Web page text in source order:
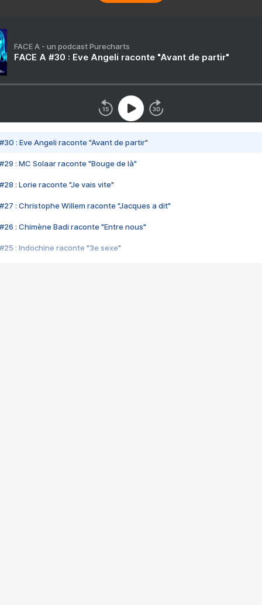
FACE A - un podcast Purecharts
FACE A #30 : Eve Angeli raconte "Avant de partir"
#30 : Eve Angeli raconte "Avant de partir"
#29 : MC Solaar raconte "Bouge de là"
#28 : Lorie raconte "Je vais vite"
#27 : Christophe Willem raconte "Jacques a dit"
#26 : Chimène Badi raconte "Entre nous"
#25 : Indochine raconte "3e sexe"